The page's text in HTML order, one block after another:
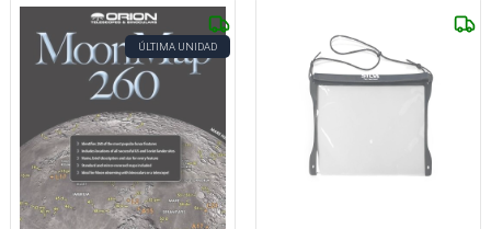
ÚLTIMA UNIDAD